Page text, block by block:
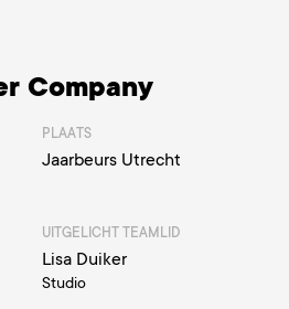
PLAATS
Jaarbeurs Utrecht
UITGELICHT TEAMLID
Lisa Duiker
Studio
Company